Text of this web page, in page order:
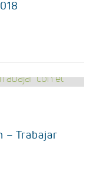
– Trabajar